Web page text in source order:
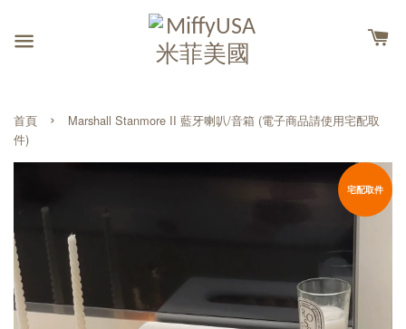
首頁 ›
Marshall Stanmore II 藍牙喇叭/音箱 (電子商品請使用宅配取
件)
宅配取件